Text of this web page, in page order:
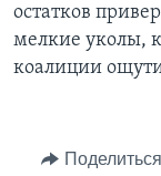
остатков
мелкие уколы,
коалиции
Поделиться